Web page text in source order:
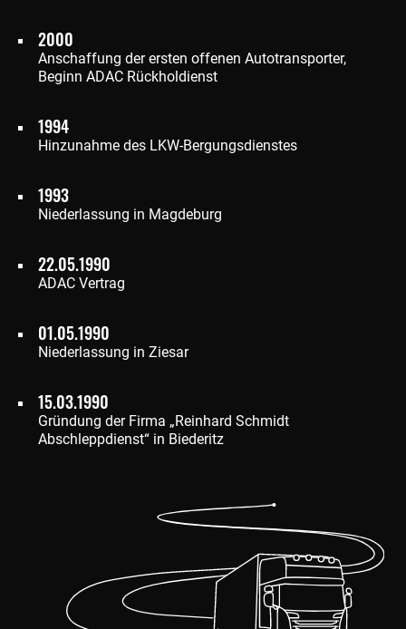
2000
Anschaffung der ersten offenen Autotransporter,
Beginn ADAC Rückholdienst
1994
Hinzunahme des LKW‐Bergungsdienstes
1993
Niederlassung in Magdeburg
22.05.1990
ADAC Vertrag
01.05.1990
Niederlassung in Ziesar
15.03.1990
Gründung der Firma „Reinhard Schmidt
Abschleppdienst“ in Biederitz